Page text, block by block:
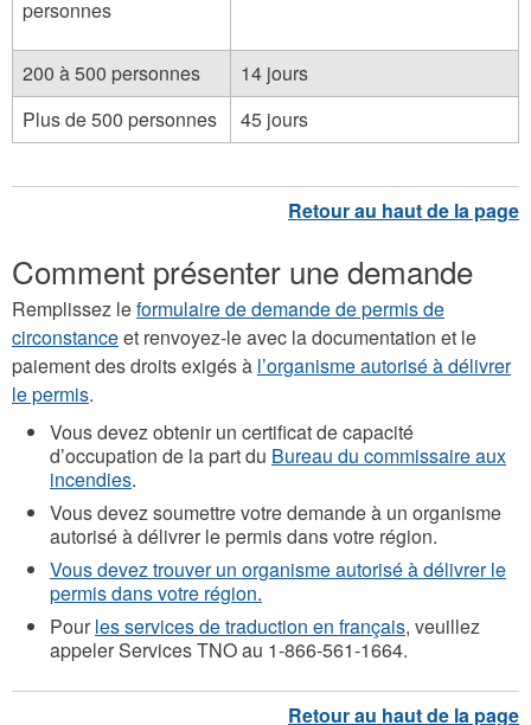
personnes
200 à 500 personnes
14 jours
Plus de 500 personnes
45 jours
Comment présenter une demande
Remplissez leformulaire de demande de permis de
circonstanceet renvoyez-le avec la documentation et le
paiement des droits exigés à l’organisme autorisé à délivrer
le permis.
Vous devez obtenir un certificat de capacité
d’occupation de la part du Bureau du commissaire aux
incendies.
Vous devez soumettre votre demande à un organisme
autorisé à délivrer le permis dans votre région.
Vous devez trouver un organisme autorisé à délivrer le
permis dans votre région.
Pourles services de traduction en français, veuillez
appeler Services TNO au 1-866-561-1664.